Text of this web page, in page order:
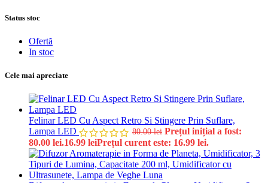
Status stoc
Ofertă
In stoc
Cele mai apreciate
Felinar LED Cu Aspect Retro Si Stingere Prin Suflare,
Lampa LED
80.00lei Prețul inițial a fost:
80.00 lei.16.99 leiPrețul curent este: 16.99 lei.